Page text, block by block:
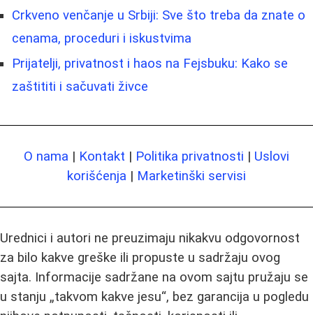
Crkveno venčanje u Srbiji: Sve što treba da znate o
cenama, proceduri i iskustvima
Prijatelji, privatnost i haos na Fejsbuku: Kako se
zaštititi i sačuvati živce
O nama | Kontakt | Politika privatnosti | Uslovi
korišćenja | Marketinški servisi
Urednici i autori ne preuzimaju nikakvu odgovornost
za bilo kakve greške ili propuste u sadržaju ovog
sajta. Informacije sadržane na ovom sajtu pružaju se
u stanju „takvom kakve jesu“, bez garancija u pogledu